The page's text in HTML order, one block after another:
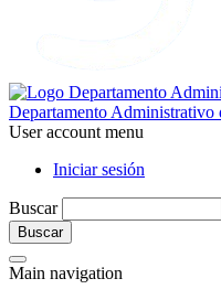
Departamento
User account menu
Iniciar sesión
Buscar
Main navigation